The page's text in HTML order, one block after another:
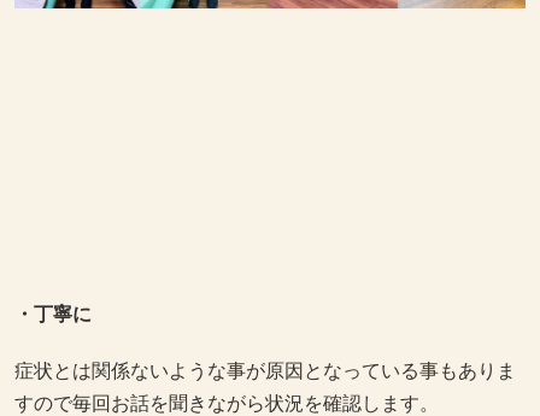
・丁寧に
症状とは関係ないような事が原因となっている事もありま
すので毎回お話を聞きながら状況を確認します。